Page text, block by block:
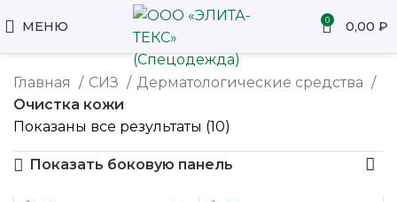
МЕНЮ 0 0,00 ₽
Главная СИЗ
Дерматологические средства
Очистка кожи
Показаны все результаты (10)
Показать боковую панель